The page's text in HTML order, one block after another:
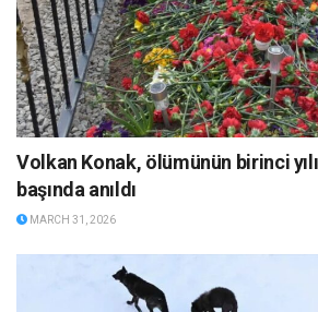
Volkan Konak, ölümünün birinci
başında anıldı
MARCH 31, 2026